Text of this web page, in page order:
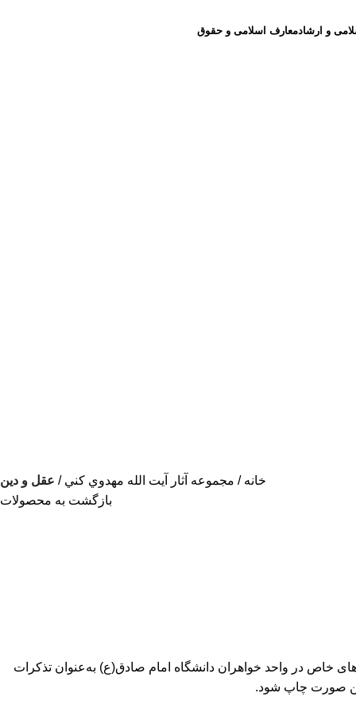
و ارشادمعارف اسلامی و حقوق
خانه
مجموعه آثار آيت الله مهدوي كني
عقل و دین
بازگشت به محصولات
خاص در واحد خواهران دانشگاه امام صادق(ع) به‌عنوان تذکرات
این صورت چاپ شود.